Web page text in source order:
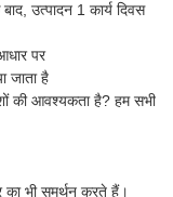
उत्पादन 1 कार्य दिवस
पर
जाता है
की आवश्यकता है? हम सभी
का भी समर्थन करते हैं।